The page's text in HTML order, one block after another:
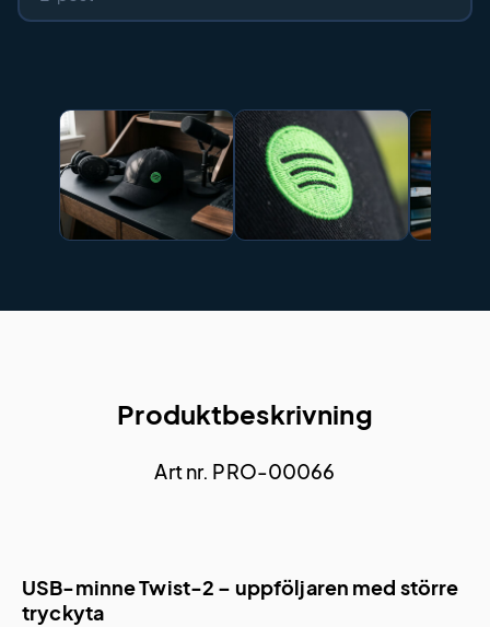
Produktbeskrivning
Art nr. PRO-00066
USB-minne Twist-2 – uppföljaren med större
tryckyta